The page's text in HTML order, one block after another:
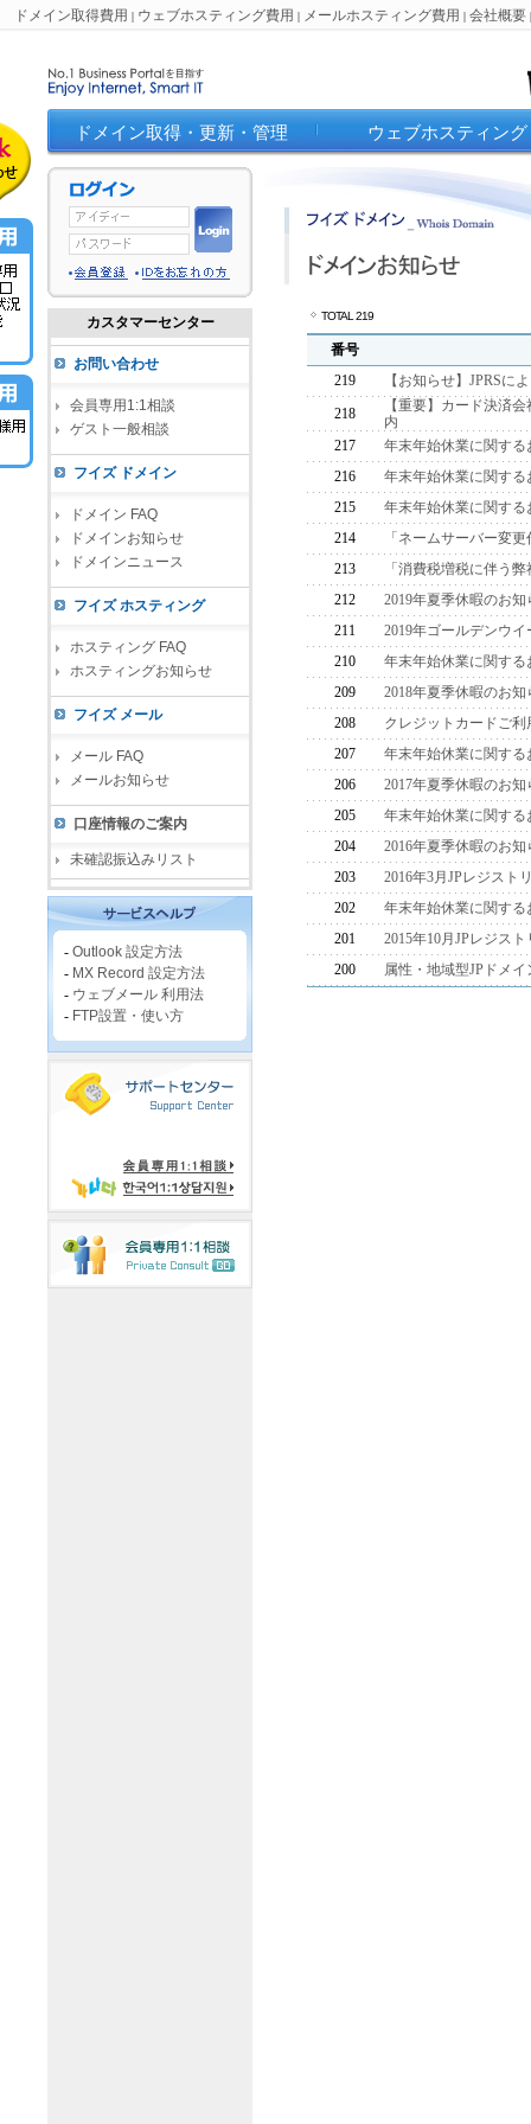
ドメイン取得費用 | ウェブホスティング費用 | メールホスティング費用 | 会社概要
ドメイン取得・更新・管理 ウェブホスティング
カスタマーセンター
お問い合わせ
会員専用1:1相談
ゲスト一般相談
フイズ ドメイン
ドメイン FAQ
ドメインお知らせ
ドメインニュース
フイズ ホスティング
ホスティング FAQ
ホスティングお知らせ
フイズ メール
メール FAQ
メールお知らせ
口座情報のご案内
未確認振込みリスト
- Outlook 設定方法
- MX Record 設定方法
- ウェブメール 利用法
- FTP設置・使い方
TOTAL 219
番号
219
【お知らせ】JPRSに
218
【重要】カード決済
内
217
年末年始休業に関する
216
年末年始休業に関する
215
年末年始休業に関する
214
「ネームサーバー変
213
「消費税増税に伴う
212
2019年夏季休暇のお知
211
2019年ゴールデンウ
210
年末年始休業に関する
209
2018年夏季休暇のお知
208
クレジットカードご
207
年末年始休業に関する
206
2017年夏季休暇のお知
205
年末年始休業に関する
204
2016年夏季休暇のお知
203
2016年3月JPレジスト
202
年末年始休業に関する
201
2015年10月JPレジス
200
属性・地域型JPドメ